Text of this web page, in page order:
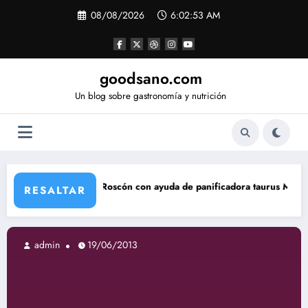
08/08/2026 6:02:54 AM
goodsano.com
Un blog sobre gastronomía y nutrición
RESALTAR
Roscón con ayuda de panificadora taurus My Bread
admin 19/06/2013